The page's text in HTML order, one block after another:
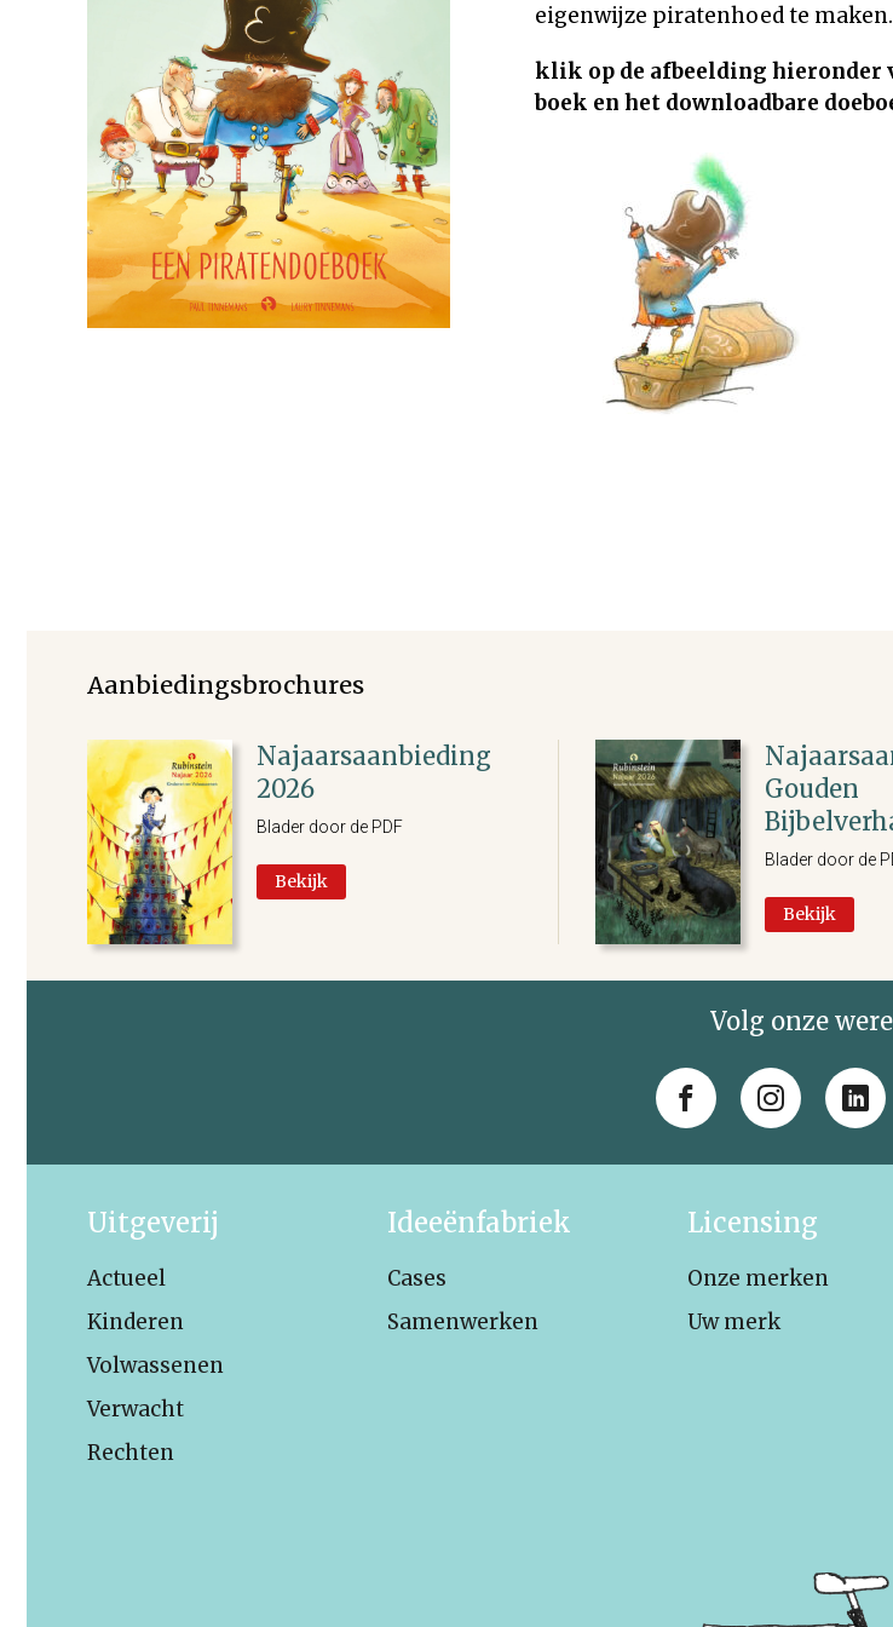
eigenwijze piratenhoed te maken.
klik op de afbeelding hieronder
boek en het downloadbare
Aanbiedingsbrochures
Najaarsaanbieding
2026
Blader door de PDF
Bekijk
Gouden
Blader door de
Bekijk
Volg onze
Uitgeverij
Actueel
Kinderen
Volwassenen
Verwacht
Rechten
Ideeënfabriek
Cases
Samenwerken
Licensing
Onze merken
Uw merk